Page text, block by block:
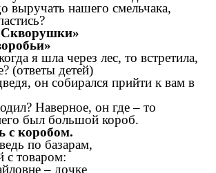
выручать нашего смельчака,
я шла через лес, то встретила,
(ответы детей)
он собирался прийти к вам в
Наверное, он где – то
был большой короб.
с коробом.
по базарам,
с товаром:
– дочке